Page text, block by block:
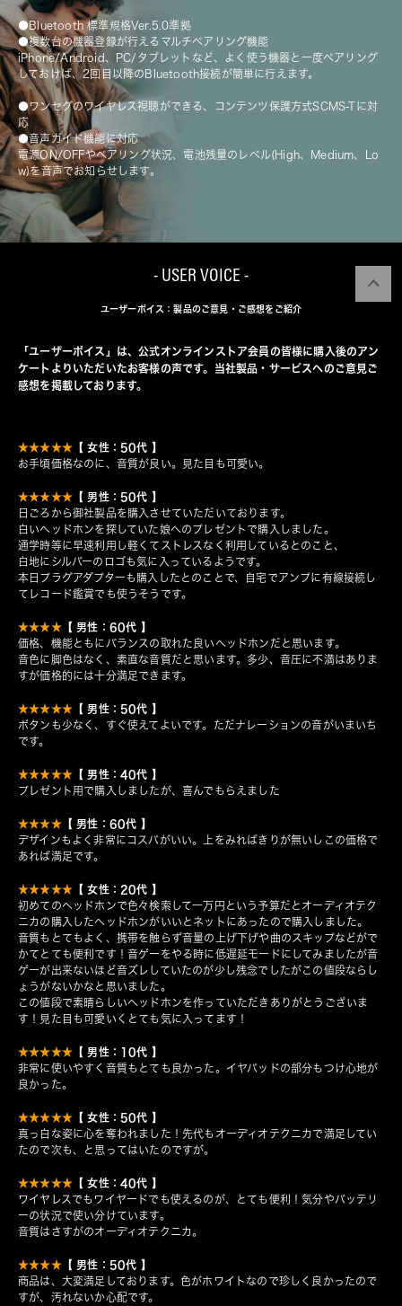
●Bluetooth 標準規格Ver.5.0準拠
●複数台の機器登録が行えるマルチペアリング機能
iPhone/Android、PC/タブレットなど、よく使う機器と一度ペアリング
しておけば、2回目以降のBluetooth接続が簡単に行えます。
●ワンセグのワイヤレス視聴ができる、コンテンツ保護方式SCMS-Tに対
応
●音声ガイド機能に対応
電源ON/OFFやペアリング状況、電池残量のレベル(High、Medium、Lo
w)を音声でお知らせします。
- USER VOICE -
ユーザーボイス：製品のご意見・ご感想をご紹介
「ユーザーボイス」は、公式オンラインストア会員の皆様に購入後のアン
ケートよりいただいたお客様の声です。当社製品・サービスへのご意見ご
感想を掲載しております。
★★★★★ 【 女性：50代 】
お手頃価格なのに、音質が良い。見た目も可愛い。
★★★★★ 【 男性：50代 】
日ごろから御社製品を購入させていただいております。
白いヘッドホンを探していた娘へのプレゼントで購入しました。
通学時等に早速利用し軽くてストレスなく利用しているとのこと、
白地にシルバーのロゴも気に入っているようです。
本日プラグアダプターも購入したとのことで、自宅でアンプに有線接続し
てレコード鑑賞でも使うそうです。
★★★★【 男性：60代 】
価格、機能ともにバランスの取れた良いヘッドホンだと思います。
音色に脚色はなく、素直な音質だと思います。多少、音圧に不満はありま
すが価格的には十分満足できます。
★★★★★ 【 男性：50代 】
ボタンも少なく、すぐ使えてよいです。ただナレーションの音がいまいち
です。
★★★★★ 【 男性：40代 】
プレゼント用で購入しましたが、喜んでもらえました
★★★★【 男性：60代 】
デザインもよく非常にコスパがいい。上をみればきりが無いしこの価格で
あれば満足です。
★★★★★ 【 女性：20代 】
初めてのヘッドホンで色々検索して一万円という予算だとオーディオテク
ニカの購入したヘッドホンがいいとネットにあったので購入しました。
音質もとてもよく、携帯を触らず音量の上げ下げや曲のスキップなどがで
かてとても便利です！音ゲーをやる時に低遅延モードにしてみましたが音
ゲーが出来ないほど音ズレしていたのが少し残念でしたがこの値段ならし
ょうがないかなと思いました。
この値段で素晴らしいヘッドホンを作っていただきありがとうございま
す！見た目も可愛いくとても気に入ってます！
★★★★★ 【 男性：10代 】
非常に使いやすく音質もとても良かった。イヤパッドの部分もつけ心地が
良かった。
★★★★★ 【 女性：50代 】
真っ白な姿に心を奪われました！先代もオーディオテクニカで満足してい
たので次も、と思ってはいたのですが。
★★★★★ 【 女性：40代 】
ワイヤレスでもワイヤードでも使えるのが、とても便利！気分やバッテリ
ーの状況で使い分けています。
音質はさすがのオーディオテクニカ。
★★★★【 男性：50代 】
商品は、大変満足しております。色がホワイトなので珍しく良かったので
すが、汚れないか心配です。